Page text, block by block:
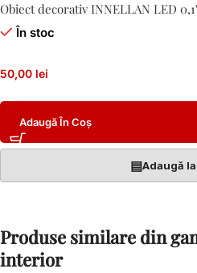
Obiect decorativ INNELLAN LED
În stoc
50,00 lei
Adaugă În Coș
▤Adaugă
Produse similare din
interior